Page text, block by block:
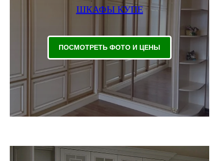
ШКАФЫ КУПЕ
ПОСМОТРЕТЬ ФОТО И ЦЕНЫ